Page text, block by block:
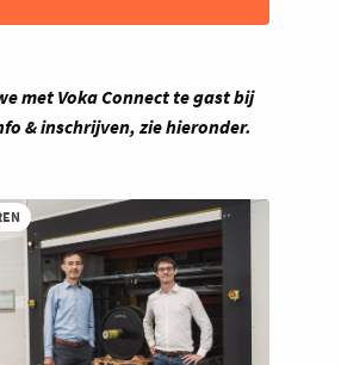
met Voka Connect te gast bij
& inschrijven, zie hieronder.